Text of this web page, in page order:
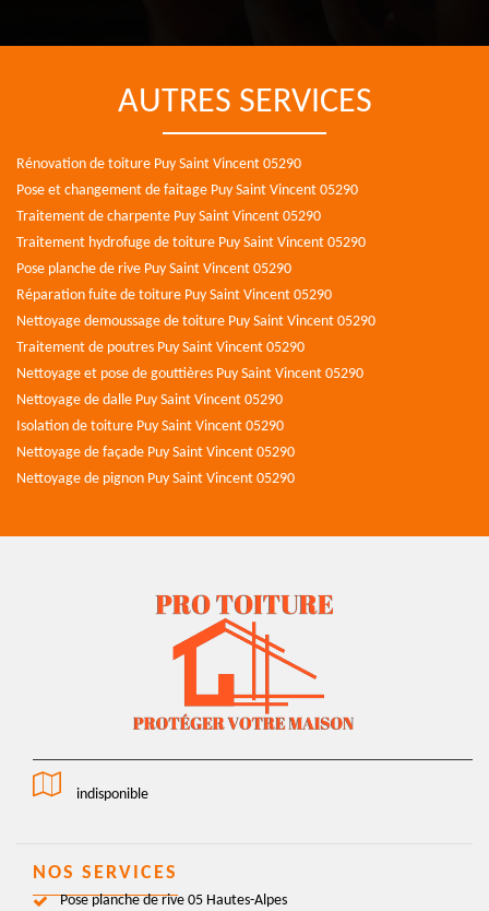
AUTRES SERVICES
Rénovation de toiture Puy Saint Vincent 05290
Pose et changement de faitage Puy Saint Vincent 05290
Traitement de charpente Puy Saint Vincent 05290
Traitement hydrofuge de toiture Puy Saint Vincent 05290
Pose planche de rive Puy Saint Vincent 05290
Réparation fuite de toiture Puy Saint Vincent 05290
Nettoyage demoussage de toiture Puy Saint Vincent 05290
Traitement de poutres Puy Saint Vincent 05290
Nettoyage et pose de gouttières Puy Saint Vincent 05290
Nettoyage de dalle Puy Saint Vincent 05290
Isolation de toiture Puy Saint Vincent 05290
Nettoyage de façade Puy Saint Vincent 05290
Nettoyage de pignon Puy Saint Vincent 05290
indisponible
NOS SERVICES
Pose planche de rive 05 Hautes-Alpes